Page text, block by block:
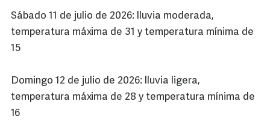
Sábado 11 de julio de 2026: lluvia moderada,
temperatura máxima de 31 y temperatura mínima de
15
Domingo 12 de julio de 2026: lluvia ligera,
temperatura máxima de 28 y temperatura mínima de
16